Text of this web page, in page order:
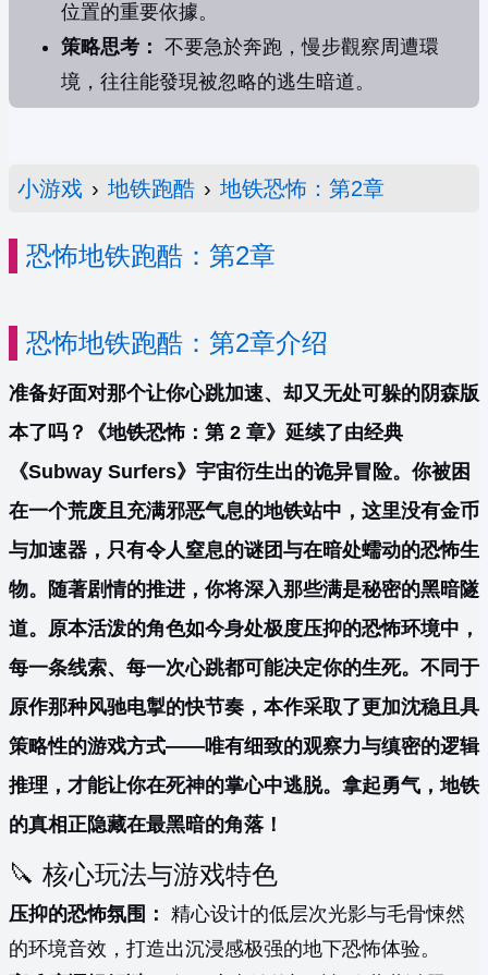
位置的重要依據。
策略思考： 不要急於奔跑，慢步觀察周遭環
境，往往能發現被忽略的逃生暗道。
小游戏 › 地铁跑酷 › 地铁恐怖：第2章
恐怖地铁跑酷：第2章
恐怖地铁跑酷：第2章介绍
准备好面对那个让你心跳加速、却又无处可躲的阴森版
本了吗？《地铁恐怖：第 2 章》延续了由经典
《Subway Surfers》宇宙衍生出的诡异冒险。你被困
在一个荒废且充满邪恶气息的地铁站中，这里没有金币
与加速器，只有令人窒息的谜团与在暗处蠕动的恐怖生
物。随著剧情的推进，你将深入那些满是秘密的黑暗隧
道。原本活泼的角色如今身处极度压抑的恐怖环境中，
每一条线索、每一次心跳都可能决定你的生死。不同于
原作那种风驰电掣的快节奏，本作采取了更加沈稳且具
策略性的游戏方式——唯有细致的观察力与缜密的逻辑
推理，才能让你在死神的掌心中逃脱。拿起勇气，地铁
的真相正隐藏在最黑暗的角落！
🔪 核心玩法与游戏特色
压抑的恐怖氛围： 精心设计的低层次光影与毛骨悚然
的环境音效，打造出沉浸感极强的地下恐怖体验。